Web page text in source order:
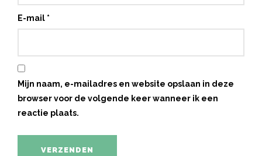
E-mail *
Mijn naam, e-mailadres en website opslaan in deze
browser voor de volgende keer wanneer ik een
reactie plaats.